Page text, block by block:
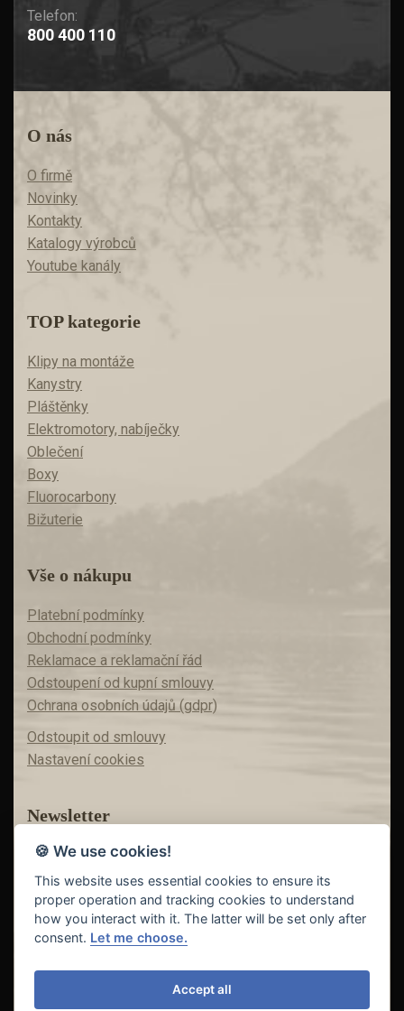
Telefon:
800 400 110
O nás
O firmě
Novinky
Kontakty
Katalogy výrobců
Youtube kanály
TOP kategorie
Klipy na montáže
Kanystry
Pláštěnky
Elektromotory, nabíječky
Oblečení
Boxy
Fluorocarbony
Bižuterie
Vše o nákupu
Platební podmínky
Obchodní podmínky
Reklamace a reklamační řád
Odstoupení od kupní smlouvy
Ochrana osobních údajů (gdpr)
Odstoupit od smlouvy
Nastavení cookies
Newsletter
Máte zájem o akční nabídky?
Teď už vám nic neunikne!
🍪 We use cookies!
This website uses essential cookies to ensure its
proper operation and tracking cookies to understand
how you interact with it. The latter will be set only after
consent. Let me choose.
Accept all